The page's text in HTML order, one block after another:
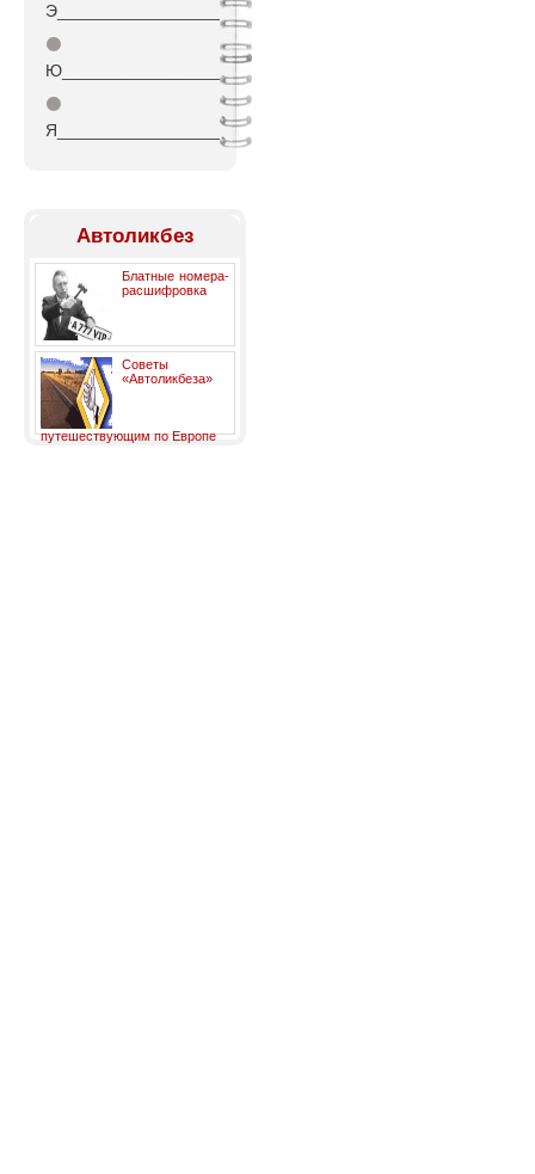
Э_________________
⚫
Ю_________________
⚫
Я_________________
Автоликбез
Блатные номера-
расшифровка
Советы
«Автоликбеза»
путешествующим по Европе